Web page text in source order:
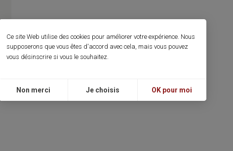
Ce site Web utilise des cookies pour améliorer votre expérience. Nous
supposerons que vous êtes d'accord avec cela, mais vous pouvez
vous désinscrire si vous le souhaitez.
Non merci Je choisis OK pour moi